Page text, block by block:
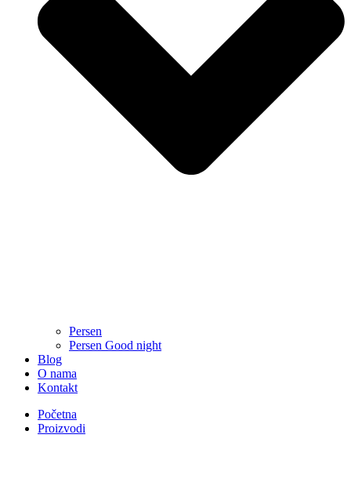
Persen
Persen Good night
Blog
O nama
Kontakt
Početna
Proizvodi